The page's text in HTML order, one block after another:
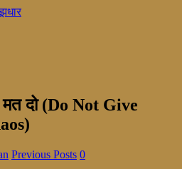
दो (Do Not Give
Previous Posts 0